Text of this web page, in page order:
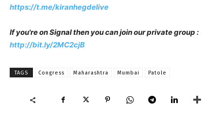
https://t.me/kiranhegdelive
If you're on Signal then you can join our private group :
http://bit.ly/2MC2cjB
TAGS Congress Maharashtra Mumbai Patole